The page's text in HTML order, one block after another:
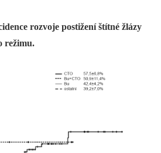
rozvoje postižení štítné žlázy
režimu.